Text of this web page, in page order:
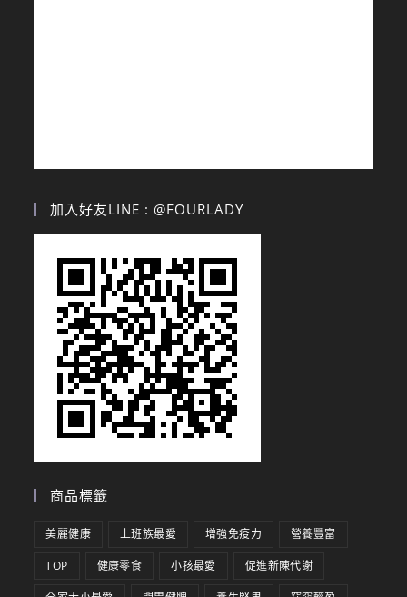
加入好友LINE : @FOURLADY
商品標籤
美麗健康 上班族最愛 增強免疫力 營養豐富
TOP 健康零食 小孩最愛 促進新陳代謝